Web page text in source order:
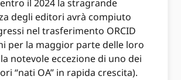
il 2024 la stragrande
degli editori avrà compiuto
nel trasferimento ORCID
per la maggior parte delle loro
notevole eccezione di uno dei
“nati OA” in rapida crescita).